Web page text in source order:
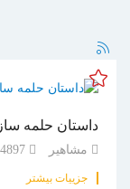
داستان حلمه
مشاهیر
جزییات بیشتر